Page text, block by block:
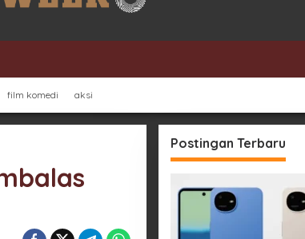
film komedi aksi
Postingan Terbaru